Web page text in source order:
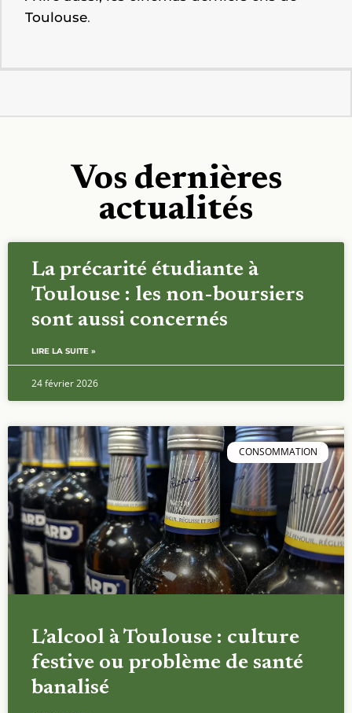
Toulouse.
Vos dernières
actualités
La précarité étudiante à
Toulouse : les non-boursiers
sont aussi concernés
LIRE LA SUITE »
24 février 2026
CONSOMMATION
L’alcool à Toulouse : culture
festive ou problème de santé
banalisé